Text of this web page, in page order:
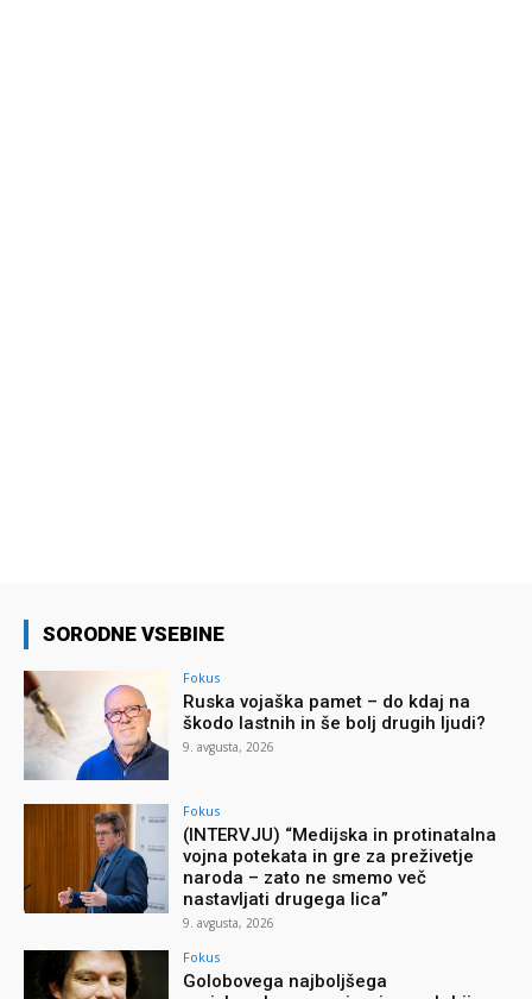
SORODNE VSEBINE
Fokus
Ruska vojaška pamet – do kdaj na
škodo lastnih in še bolj drugih ljudi?
9. avgusta, 2026
Fokus
(INTERVJU) “Medijska in protinatalna
vojna potekata in gre za preživetje
naroda – zato ne smemo več
nastavljati drugega lica”
9. avgusta, 2026
Fokus
Golobovega najboljšega